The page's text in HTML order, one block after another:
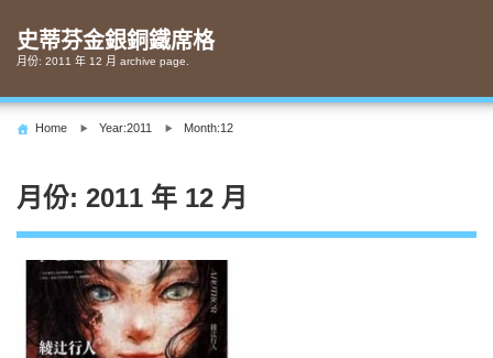
content
史蒂芬金銀銅鐵席格
月份: 2011 年 12 月 archive page.
Home Year:2011 Month:12
月份: 2011 年 12 月